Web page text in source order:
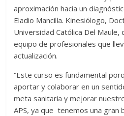
aproximación hacia un
Eladio Mancilla. Kinesiólogo,
Universidad Católica Del Maule,
equipo de profesionales que
actualización.
“Este curso es fundamental
aportar y colaborar en un
meta sanitaria y mejorar
APS, ya que tenemos una gran